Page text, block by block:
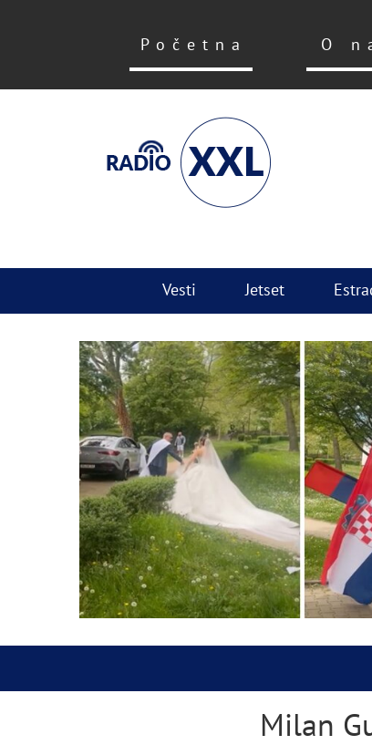
Početna O
Vesti Jetset
Milan